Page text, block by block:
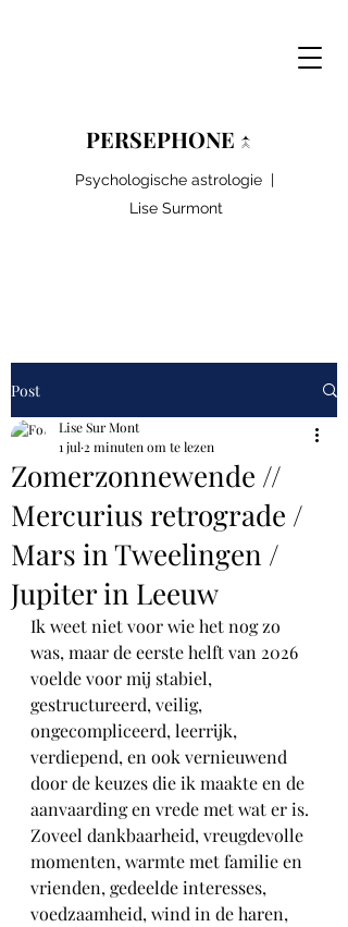
PERSEPHONE ↑
Psychologische astrologie |
Lise Surmont
Post
Zomerzonnewende //
Mercurius retrograde /
Mars in Tweelingen /
Jupiter in Leeuw
Lise Sur Mont
1 jul 2 minuten om te lezen
Ik weet niet voor wie het nog zo
was, maar de eerste helft van 2026
voelde voor mij stabiel,
gestructureerd, veilig,
ongecompliceerd, leerrijk,
verdiepend, en ook vernieuwend
door de keuzes die ik maakte en de
aanvaarding en vrede met wat er is.
Zoveel dankbaarheid, vreugdevolle
momenten, warmte met familie en
vrienden, gedeelde interesses,
voedzaamheid, wind in de haren,